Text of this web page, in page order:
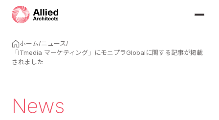
ホーム/ニュース/
「ITmedia マーケティング」にモニプラGlobalに関する記事が掲載
されました
News